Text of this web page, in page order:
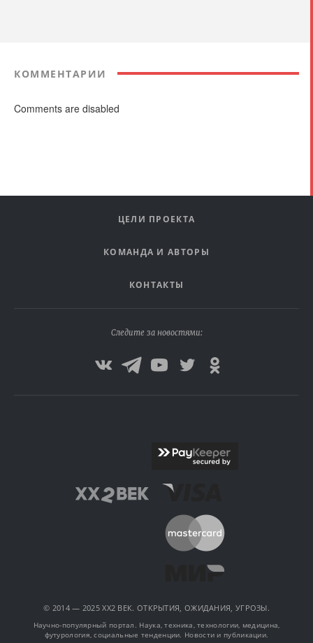
КОММЕНТАРИИ
Comments are disabled
ЦЕЛИ ПРОЕКТА
КОМАНДА И АВТОРЫ
КОНТАКТЫ
Следите за новостями:
© 2014 — 2025 XX2 ВЕК. ОТКРЫТИЯ, ОЖИДАНИЯ, УГРОЗЫ.
Научно-популярный портал. Наука, техника, технологии, медицина,
футурология, социальные тенденции. Новости и публикации.